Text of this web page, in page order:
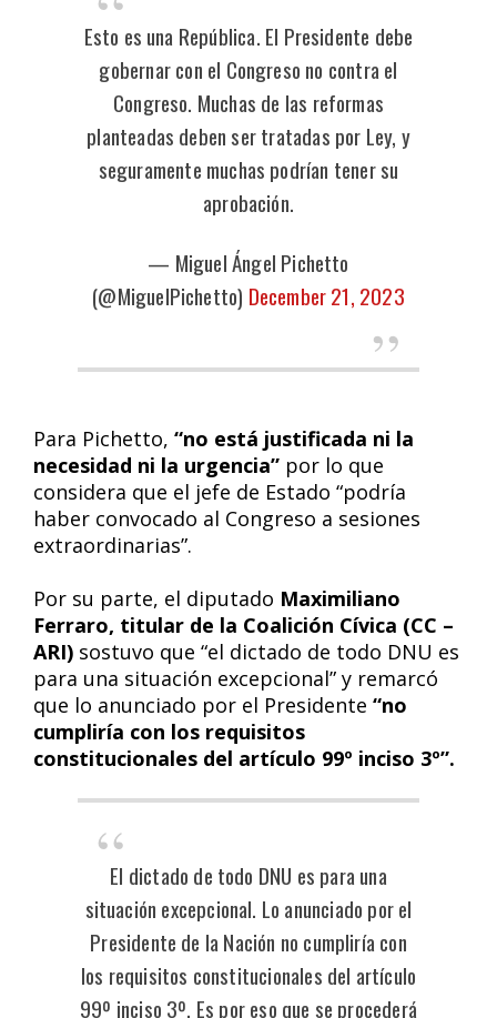
Esto es una República. El Presidente debe
gobernar con el Congreso no contra el
Congreso. Muchas de las reformas
planteadas deben ser tratadas por Ley, y
seguramente muchas podrían tener su
aprobación.
— Miguel Ángel Pichetto
(@MiguelPichetto) December 21, 2023
Para Pichetto, “no está justificada ni la
necesidad ni la urgencia” por lo que
considera que el jefe de Estado “podría
haber convocado al Congreso a sesiones
extraordinarias”.
Por su parte, el diputado Maximiliano
Ferraro, titular de la Coalición Cívica (CC –
ARI) sostuvo que “el dictado de todo DNU es
para una situación excepcional” y remarcó
que lo anunciado por el Presidente “no
cumpliría con los requisitos
constitucionales del artículo 99º inciso 3º”.
El dictado de todo DNU es para una
situación excepcional. Lo anunciado por el
Presidente de la Nación no cumpliría con
los requisitos constitucionales del artículo
99º inciso 3º. Es por eso que se procederá